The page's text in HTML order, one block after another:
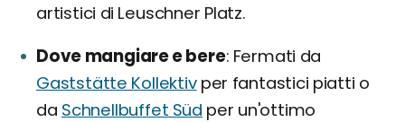
artistici di Leuschner Platz.
Dove mangiare e bere Fermati da
Gaststätte Kollektivper fantastici piatti o
da Schnellbuffet Süd per un'ottimo